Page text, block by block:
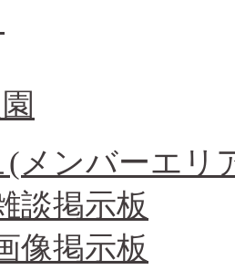
メンバーエリ
談掲示板
像掲示板